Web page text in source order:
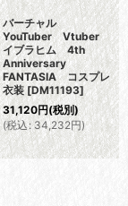
バーチャル
YouTuber Vtuber
イブラヒム 4th
Anniversary
FANTASIA コスプレ
衣装 [DM11193]
31,120円(税別)
(税込: 34,232円)